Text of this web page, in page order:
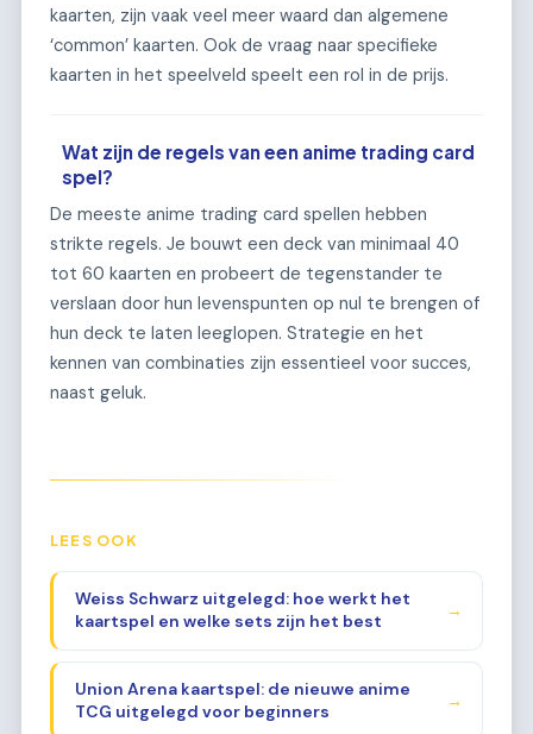
kaarten, zijn vaak veel meer waard dan algemene
‘common’ kaarten. Ook de vraag naar specifieke
kaarten in het speelveld speelt een rol in de prijs.
Wat zijn de regels van een anime trading card
spel?
De meeste anime trading card spellen hebben
strikte regels. Je bouwt een deck van minimaal 40
tot 60 kaarten en probeert de tegenstander te
verslaan door hun levenspunten op nul te brengen of
hun deck te laten leeglopen. Strategie en het
kennen van combinaties zijn essentieel voor succes,
naast geluk.
LEES OOK
Weiss Schwarz uitgelegd: hoe werkt het
kaartspel en welke sets zijn het best
→
Union Arena kaartspel: de nieuwe anime
TCG uitgelegd voor beginners
→